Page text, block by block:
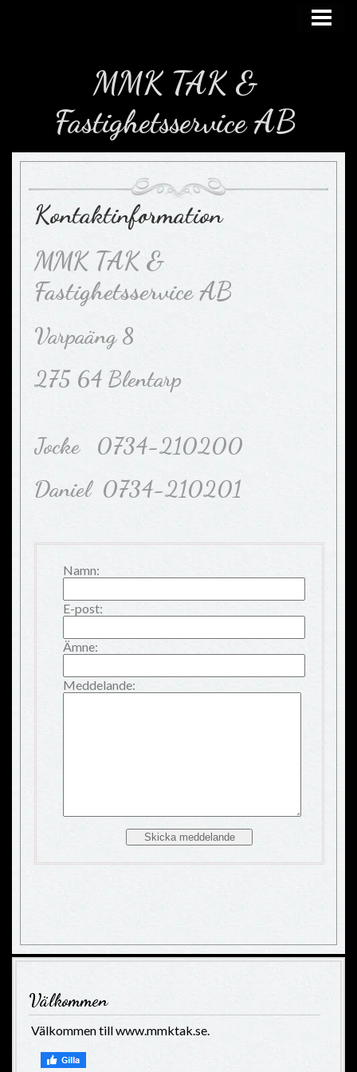
SAMARBETSPARTNERS
KONTAKTA
MMK TAK &
Fastighetsservice AB
Kontaktinformation
MMK TAK &
Fastighetsservice AB
Varpaäng 8
275 64 Blentarp
Jocke 0734-210200
Daniel 0734-210201
Namn:
E-post:
Ämne:
Meddelande:
Välkommen
Välkommen till www.mmktak.se.